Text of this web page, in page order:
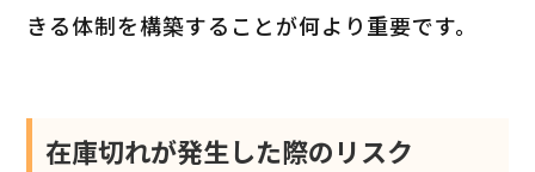
きる体制を構築することが何より重要です。
在庫切れが発生した際のリスク